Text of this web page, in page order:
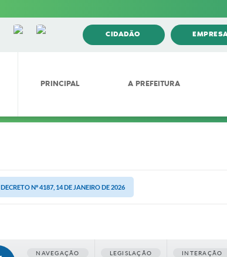
CIDADÃO
PRINCIPAL A PREFEITURA
DECRETO Nº 4187, 14 DE JANEIRO DE 2026
NAVEGAÇÃO LEGISLAÇÃO INTERAÇÃO